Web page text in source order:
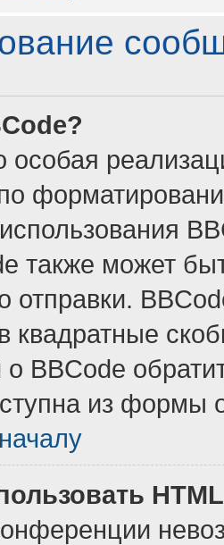
особая
также может
отправки.
квадратные
BBCode
из формы